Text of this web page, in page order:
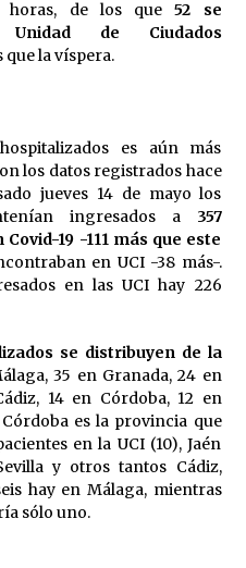
de Sevilla será un 25% más
2022
horas, de los que52 se
de Ciudados
que la víspera.
es aún más
los datos registrados hace
jueves 14 de mayo los
ingresados a 357
19 -111 más que este
en UCI -38 más-.
en las UCI hay 226
se distribuyen de la
35 en Granada, 24 en
14 en Córdoba, 12 en
es la provincia que
en la UCI (10), Jaén
y otros tantos Cádiz,
hay en Málaga, mientras
sólo uno.